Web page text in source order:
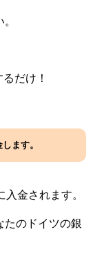
だけ！
ます。
金されます。
たのドイツの銀